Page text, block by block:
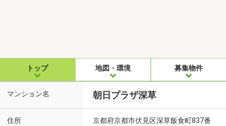
トップ 地図・環境 募集物件
マンション名 朝日プラザ深草
住所 京都府京都市伏見区深草飯食町837番